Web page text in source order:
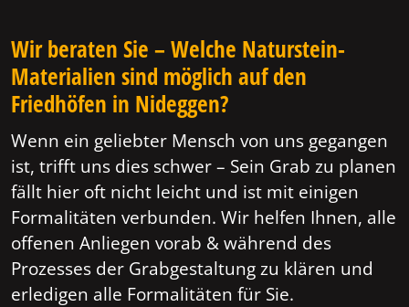
Wir beraten Sie – Welche Naturstein-
Materialien sind möglich auf den
Friedhöfen in Nideggen?
Wenn ein geliebter Mensch von uns gegangen
ist, trifft uns dies schwer – Sein Grab zu planen
fällt hier oft nicht leicht und ist mit einigen
Formalitäten verbunden. Wir helfen Ihnen, alle
offenen Anliegen vorab & während des
Prozesses der Grabgestaltung zu klären und
erledigen alle Formalitäten für Sie.